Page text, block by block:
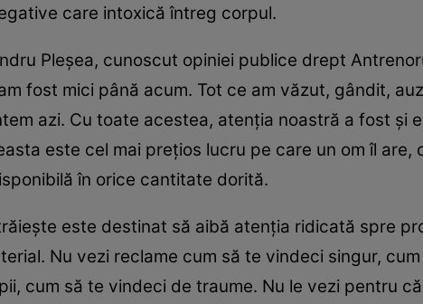
care intoxică întreg corpul.
Pleşea, cunoscut opiniei publice drept
fost mici până acum. Tot ce am văzut, gândit,
azi. Cu toate acestea, atenţia noastră a fost şi
este cel mai preţios lucru pe care un om îl are,
în orice cantitate dorită.
este destinat să aibă atenţia ridicată spre
Nu vezi reclame cum să te vindeci singur,
cum să te vindeci de traume. Nu le vezi pentru